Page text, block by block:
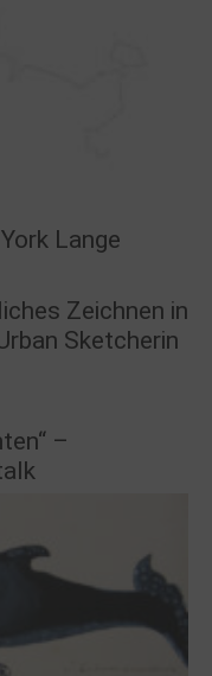
Lange
Zeichnen in
Sketcherin
–